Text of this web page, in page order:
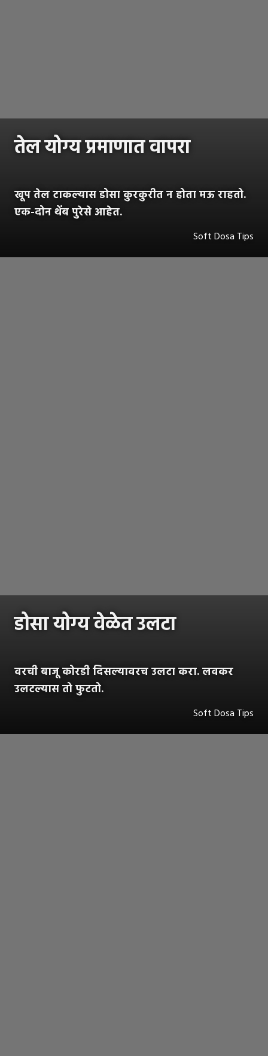
तेल योग्य प्रमाणात वापरा
खूप तेल टाकल्यास डोसा कुरकुरीत न होता मऊ राहतो.
एक-दोन थेंब पुरेसे आहेत.
Soft Dosa Tips
डोसा योग्य वेळेत उलटा
वरची बाजू कोरडी दिसल्यावरच उलटा करा. लवकर
उलटल्यास तो फुटतो.
Soft Dosa Tips